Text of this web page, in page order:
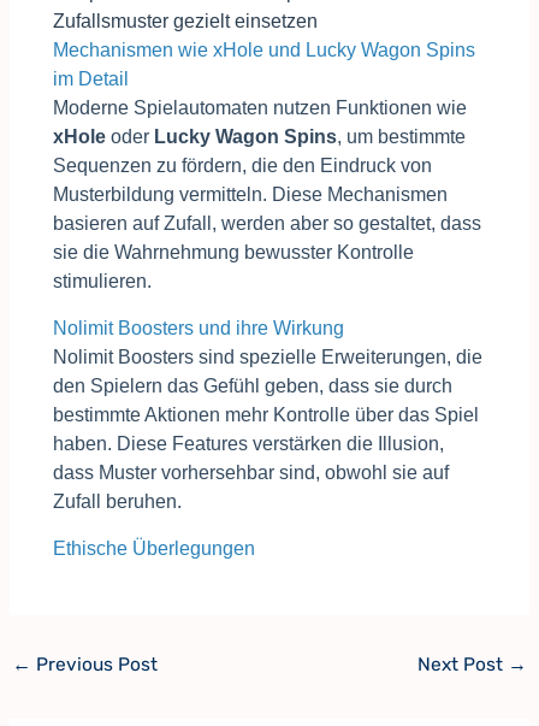
Zufallsmuster gezielt einsetzen
Mechanismen wie xHole und Lucky Wagon Spins
im Detail
Moderne Spielautomaten nutzen Funktionen wie
xHoleoder Lucky Wagon Spins, um bestimmte
Sequenzen zu fördern, die den Eindruck von
Musterbildung vermitteln. Diese Mechanismen
basieren auf Zufall, werden aber so gestaltet, dass
sie die Wahrnehmung bewusster Kontrolle
stimulieren.
Nolimit Boosters und ihre Wirkung
Nolimit Boosters sind spezielle Erweiterungen, die
den Spielern das Gefühl geben, dass sie durch
bestimmte Aktionen mehr Kontrolle über das Spiel
haben. Diese Features verstärken die Illusion,
dass Muster vorhersehbar sind, obwohl sie auf
Zufall beruhen.
Ethische Überlegungen
← Previous Post Next Post →